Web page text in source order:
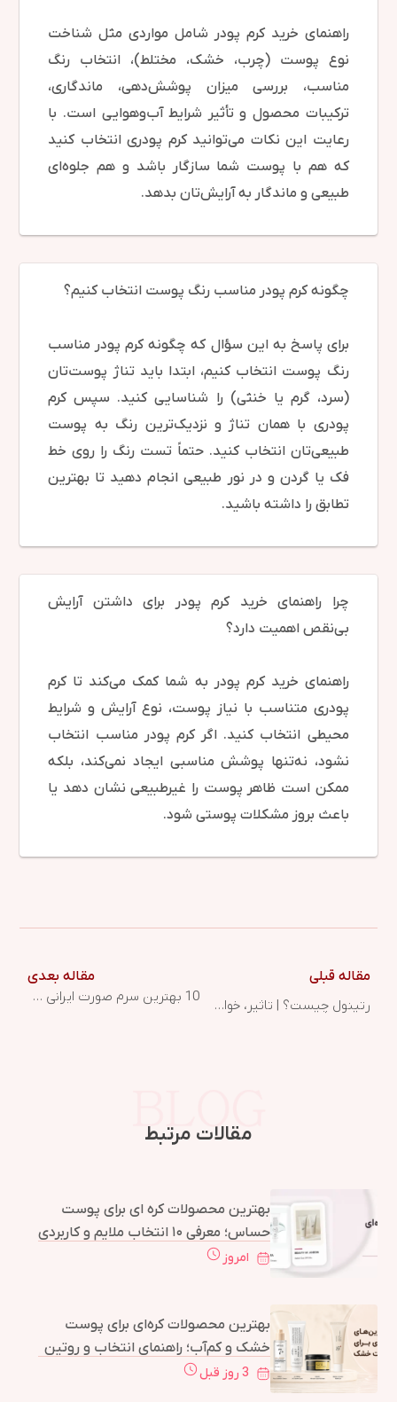
راهنمای خرید کرم پودر شامل مواردی مثل شناخت
نوع پوست (چرب، خشک، مختلط)، انتخاب رنگ
مناسب، بررسی میزان پوشش‌دهی، ماندگاری،
ترکیبات محصول و تأثیر شرایط آب‌وهوایی است. با
رعایت این نکات می‌توانید کرم پودری انتخاب کنید
که هم با پوست شما سازگار باشد و هم جلوه‌ای
طبیعی و ماندگار به آرایش‌تان بدهد.
چگونه کرم پودر مناسب رنگ پوست انتخاب کنیم؟
برای پاسخ به این سؤال که چگونه کرم پودر مناسب
رنگ پوست انتخاب کنیم، ابتدا باید تناژ پوست‌تان
(سرد، گرم یا خنثی) را شناسایی کنید. سپس کرم
پودری با همان تناژ و نزدیک‌ترین رنگ به پوست
طبیعی‌تان انتخاب کنید. حتماً تست رنگ را روی خط
فک یا گردن و در نور طبیعی انجام دهید تا بهترین
تطابق را داشته باشید.
چرا راهنمای خرید کرم پودر برای داشتن آرایش
بی‌نقص اهمیت دارد؟
راهنمای خرید کرم پودر به شما کمک می‌کند تا کرم
پودری متناسب با نیاز پوست، نوع آرایش و شرایط
محیطی انتخاب کنید. اگر کرم پودر مناسب انتخاب
نشود، نه‌تنها پوشش مناسبی ایجاد نمی‌کند، بلکه
ممکن است ظاهر پوست را غیرطبیعی نشان دهد یا
باعث بروز مشکلات پوستی شود.
مقاله قبلی
رتینول چیست؟ | تاثیر، خواص و فواید رتینول برای پوست و زیبایی
مقاله بعدی
10 بهترین سرم صورت ایرانی و خارجی
مقالات مرتبط
بهترین محصولات کره ای برای پوست
حساس؛ معرفی ۱۰ انتخاب ملایم و کاربردی
امروز
بهترین محصولات کره‌ای برای پوست
خشک و کم‌آب؛ راهنمای انتخاب و روتین
کامل
3 روز قبل